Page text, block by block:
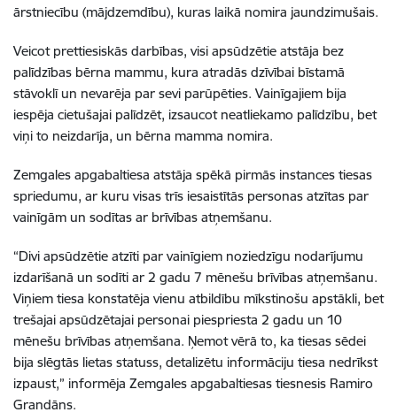
ārstniecību (mājdzemdību), kuras laikā nomira jaundzimušais.
Veicot prettiesiskās darbības, visi apsūdzētie atstāja bez
palīdzības bērna mammu, kura atradās dzīvībai bīstamā
stāvoklī un nevarēja par sevi parūpēties. Vainīgajiem bija
iespēja cietušajai palīdzēt, izsaucot neatliekamo palīdzību, bet
viņi to neizdarīja, un bērna mamma nomira.
Zemgales apgabaltiesa atstāja spēkā pirmās instances tiesas
spriedumu, ar kuru visas trīs iesaistītās personas atzītas par
vainīgām un sodītas ar brīvības atņemšanu.
“Divi apsūdzētie atzīti par vainīgiem noziedzīgu nodarījumu
izdarīšanā un sodīti ar 2 gadu 7 mēnešu brīvības atņemšanu.
Viņiem tiesa konstatēja vienu atbildību mīkstinošu apstākli, bet
trešajai apsūdzētajai personai piespriesta 2 gadu un 10
mēnešu brīvības atņemšana. Ņemot vērā to, ka tiesas sēdei
bija slēgtās lietas statuss, detalizētu informāciju tiesa nedrīkst
izpaust,” informēja Zemgales apgabaltiesas tiesnesis Ramiro
Grandāns.